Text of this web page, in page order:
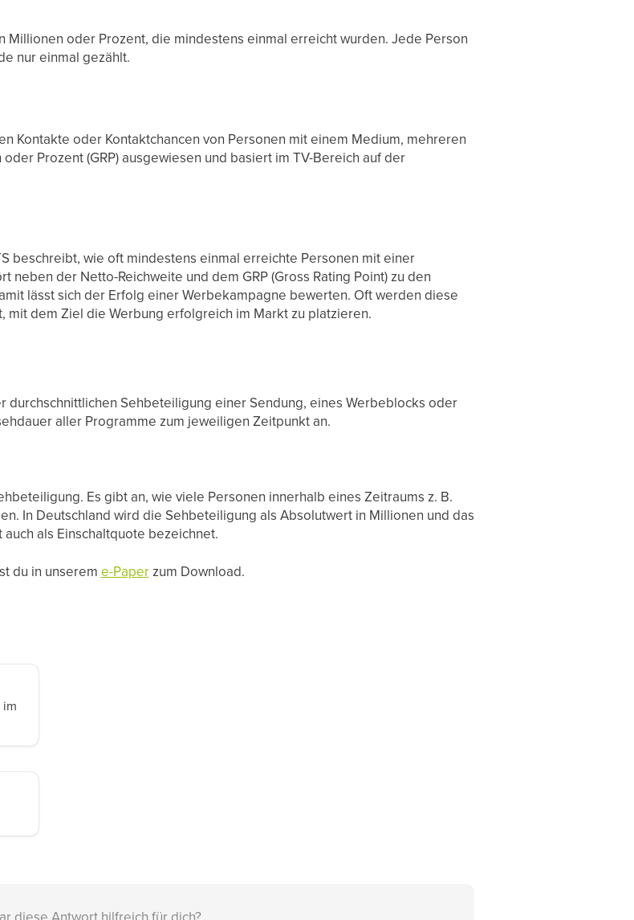
oder Prozent, die mindestens einmal erreicht wurden. Jede Person
nur einmal gezählt.
Kontakte oder Kontaktchancen von Personen mit einem Medium, mehreren
Prozent (GRP) ausgewiesen und basiert im TV-Bereich auf der
beschreibt, wie oft mindestens einmal erreichte Personen mit einer
der Netto-Reichweite und dem GRP (Gross Rating Point) zu den
lässt sich der Erfolg einer Werbekampagne bewerten. Oft werden diese
mit dem Ziel die Werbung erfolgreich im Markt zu platzieren.
Sehbeteiligung einer Sendung, eines Werbeblocks oder
aller Programme zum jeweiligen Zeitpunkt an.
Es gibt an, wie viele Personen innerhalb eines Zeitraums z. B.
In Deutschland wird die Sehbeteiligung als Absolutwert in Millionen und das
als Einschaltquote bezeichnet.
du in unserem e-Paperzum Download.